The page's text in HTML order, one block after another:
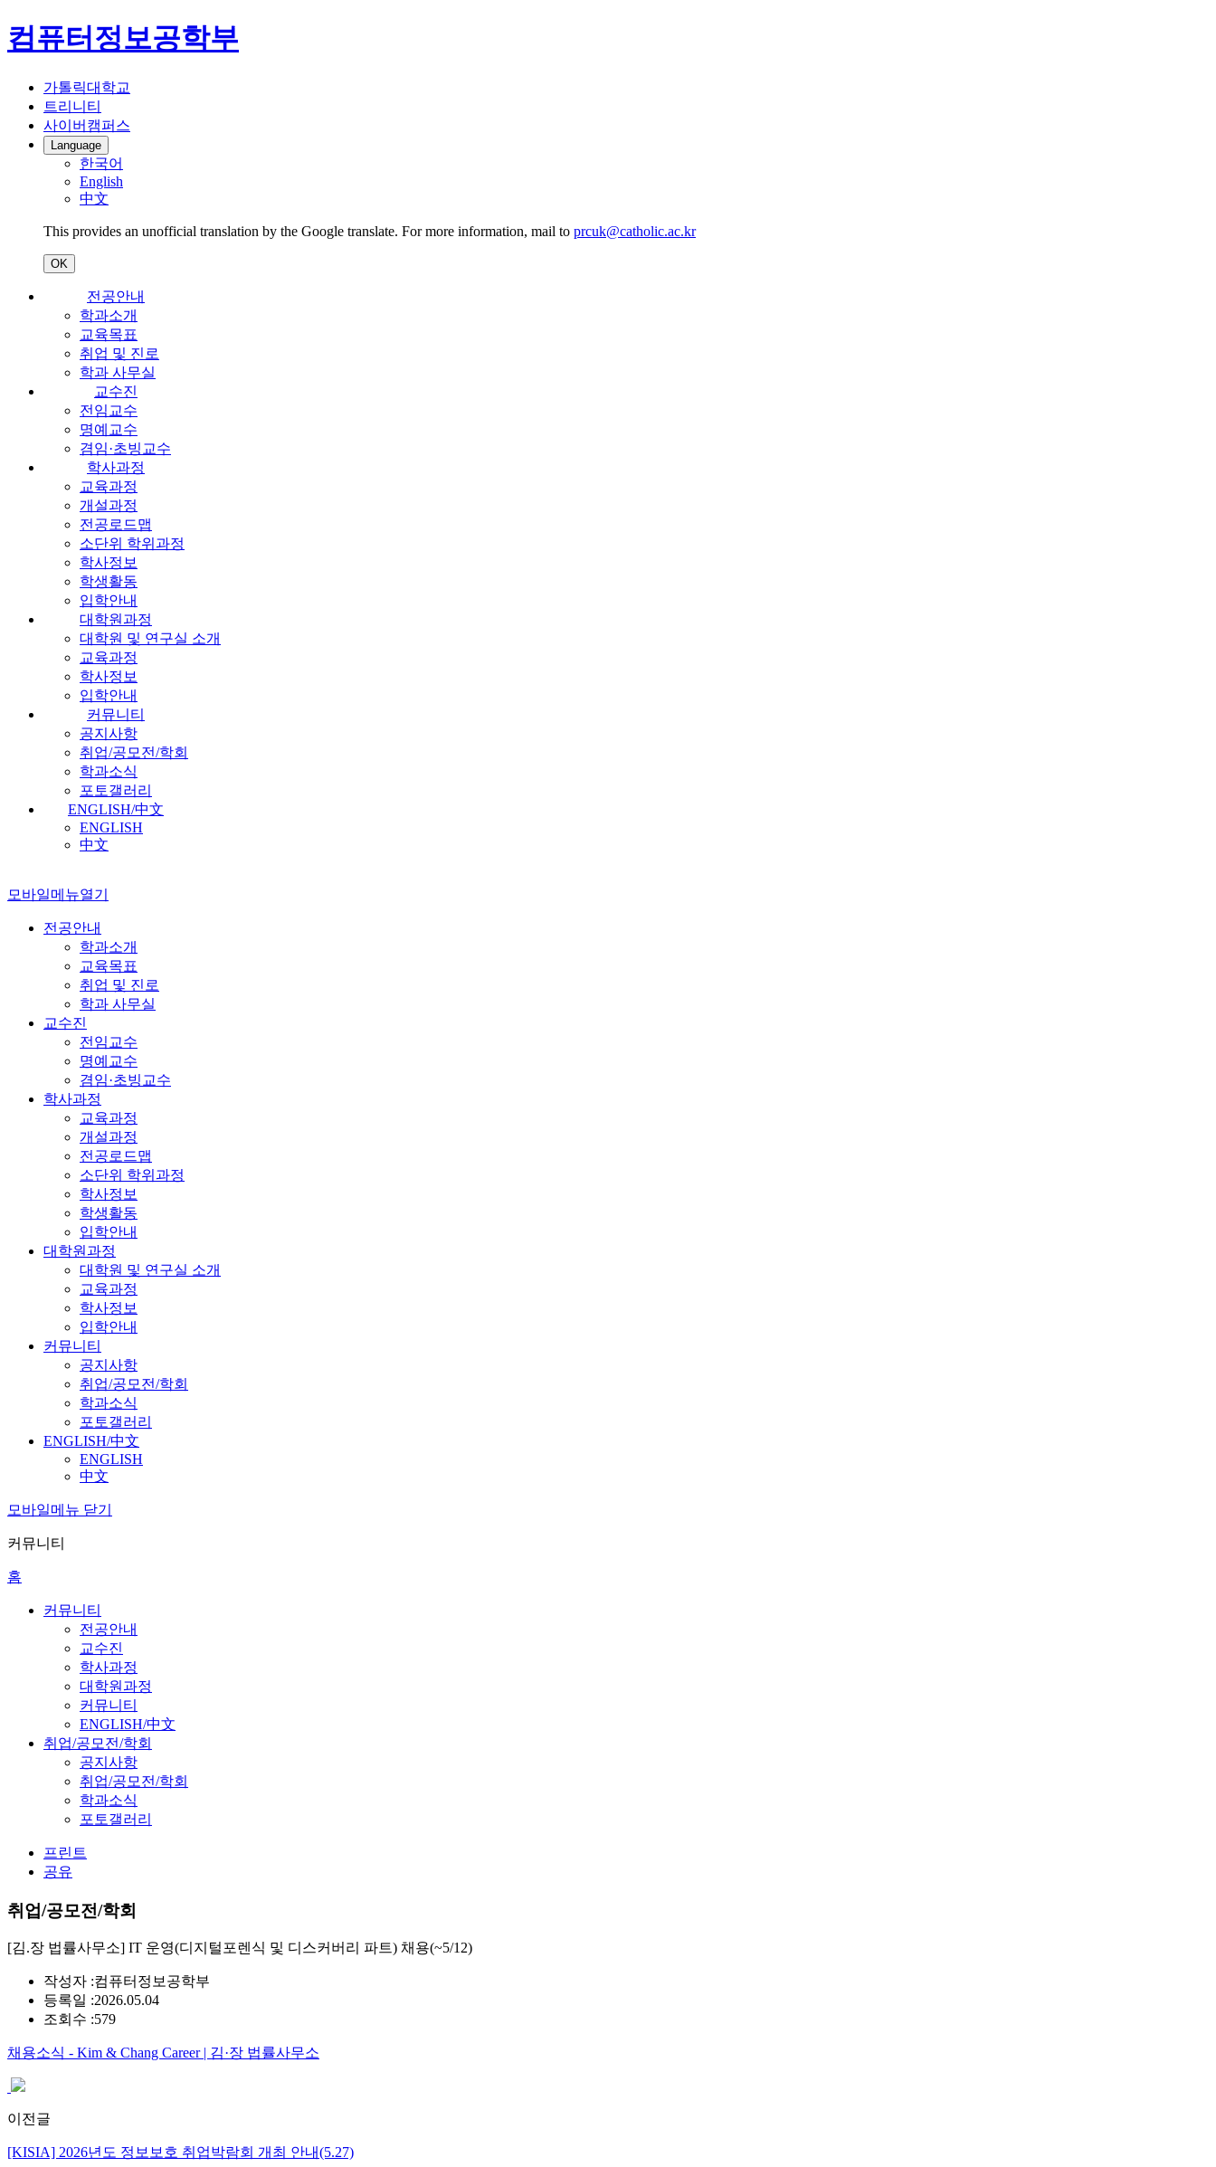
컴퓨터정보공학부
가톨릭대학교
트리니티
사이버캠퍼스
Language
한국어
English
中文
This provides an unofficial translation by the Google translate. For more information, mail to prcuk@catholic.ac.kr
OK
전공안내
학과소개
교육목표
취업 및 진로
학과 사무실
교수진
전임교수
명예교수
겸임·초빙교수
학사과정
교육과정
개설과정
전공로드맵
소단위 학위과정
학사정보
학생활동
입학안내
대학원과정
대학원 및 연구실 소개
교육과정
학사정보
입학안내
커뮤니티
공지사항
취업/공모전/학회
학과소식
포토갤러리
ENGLISH/中文
ENGLISH
中文
모바일메뉴열기
전공안내
학과소개
교육목표
취업 및 진로
학과 사무실
교수진
전임교수
명예교수
겸임·초빙교수
학사과정
교육과정
개설과정
전공로드맵
소단위 학위과정
학사정보
학생활동
입학안내
대학원과정
대학원 및 연구실 소개
교육과정
학사정보
입학안내
커뮤니티
공지사항
취업/공모전/학회
학과소식
포토갤러리
ENGLISH/中文
ENGLISH
中文
모바일메뉴 닫기
커뮤니티
홈
커뮤니티
전공안내
교수진
학사과정
대학원과정
커뮤니티
ENGLISH/中文
취업/공모전/학회
공지사항
취업/공모전/학회
학과소식
포토갤러리
프린트
공유
취업/공모전/학회
[김.장 법률사무소] IT 운영(디지털포렌식 및 디스커버리 파트) 채용(~5/12)
작성자 :컴퓨터정보공학부
등록일 :2026.05.04
조회수 :579
채용소식 - Kim & Chang Career | 김·장 법률사무소
이전글
[KISIA] 2026년도 정보보호 취업박람회 개최 안내(5.27)